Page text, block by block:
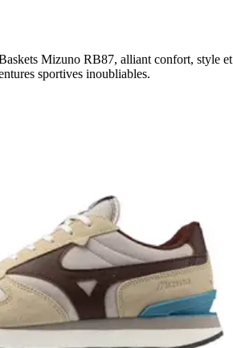
Mizuno RB87, alliant confort, style et
sportives inoubliables.